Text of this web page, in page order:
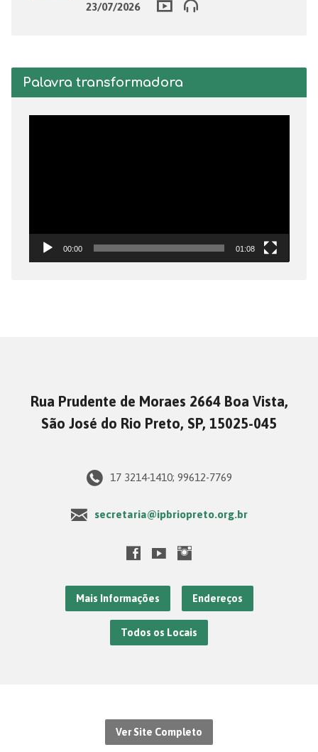
23/07/2026
Palavra transformadora
00:00 01:08
Rua Prudente de Moraes 2664 Boa Vista,
São José do Rio Preto, SP, 15025-045
17 3214-1410; 99612-7769
secretaria@ipbriopreto.org.br
Mais Informações Endereços
Todos os Locais
Ver Site Completo